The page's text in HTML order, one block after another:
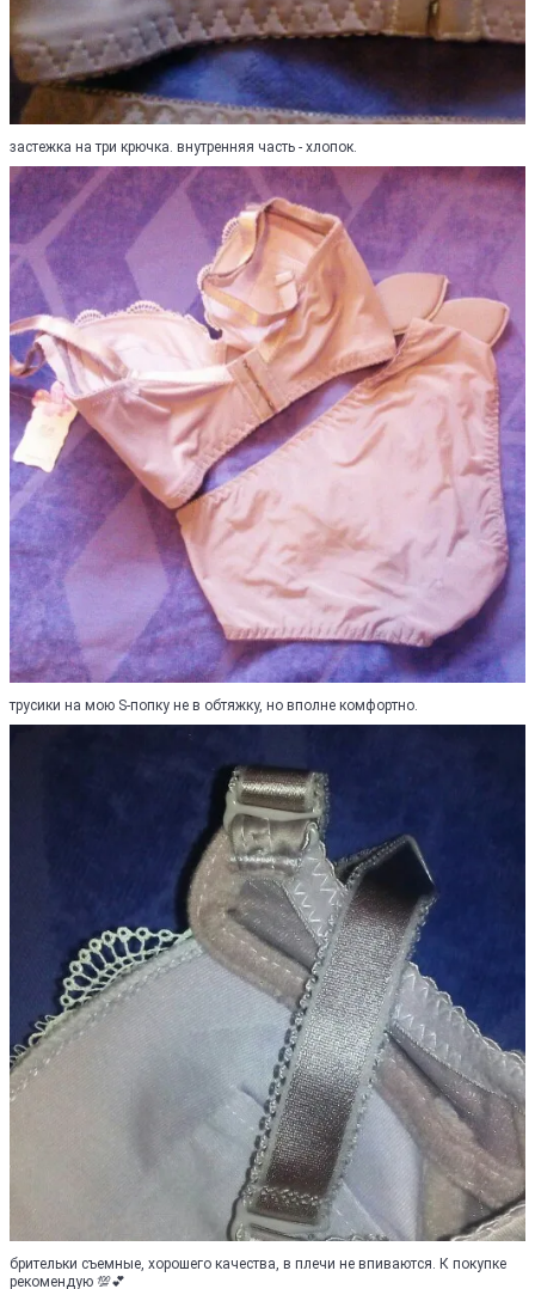
застежка на три крючка. внутренняя часть - хлопок.
трусики на мою S-попку не в обтяжку, но вполне комфортно.
брительки съемные, хорошего качества, в плечи не впиваются. К покупке
рекомендую 💯💕